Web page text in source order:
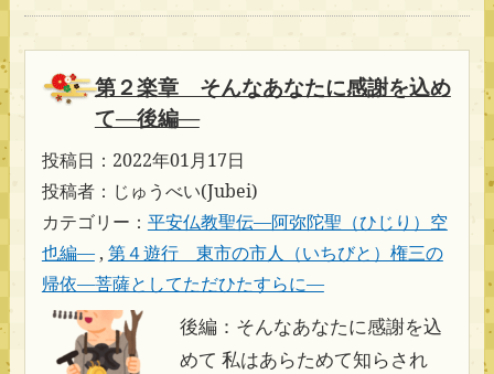
第２楽章 そんなあなたに感謝を込め
て―後編―
投稿日：2022年01月17日
投稿者：じゅうべい(Jubei)
カテゴリー： 平安仏教聖伝―阿弥陀聖（ひじり）空
也編―, 第４遊行 東市の市人（いちびと）権三の
帰依―菩薩としてただひたすらに―
後編：そんなあなたに感謝を込
めて 私はあらためて知らされ